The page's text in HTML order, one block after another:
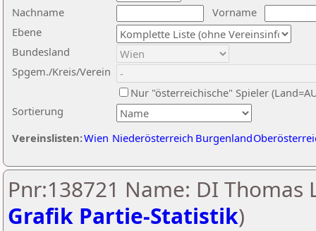
Nachname
Vorname
Ebene
Sortierung
Bundesland
Spgem./Kreis/Verein
Nur "österreichische" Spieler
Vereinslisten:Wien Niederösterreich Burgenland
Pnr:138721 Name: DI Thomas
Grafik Partie-Statistik)